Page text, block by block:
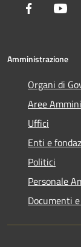
Facebook
Amministrazione
Organi di
Aree
Uffici
Enti e
Politici
Personale
Documenti